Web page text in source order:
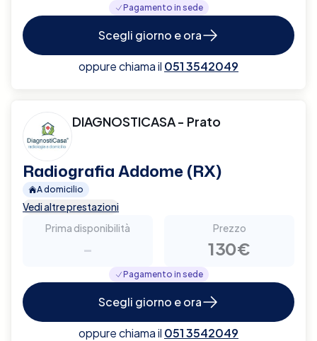
Pagamento in sede
Scegli giorno e ora
oppure chiama il 051 3542049
DIAGNOSTICASA - Prato
Radiografia Addome (RX)
A domicilio
Vedi altre prestazioni
Prima disponibilità
-
Prezzo
130€
Pagamento in sede
Scegli giorno e ora
oppure chiama il 051 3542049